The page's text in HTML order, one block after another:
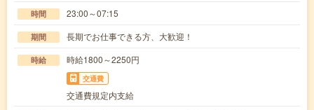
時間 23:00～07:15
期間 長期でお仕事できる方、大歓迎！
時給 時給1800～2250円
交通費
交通費規定内支給